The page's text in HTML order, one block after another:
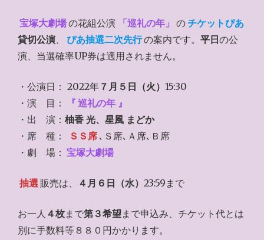
宝塚大劇場の花組公演 「巡礼の年」 のチケットぴあ
貸切公演、 ぴあ抽選二次先行の案内です。平日の公
演、当選確率UP券は適用されません。
・公演日： 2022年 ７月５日（火） 15:30
・演 目：
『 巡礼の年 』
・出 演： 柚香 光、星風 まどか
・席 種：
ＳＳ席 ､Ｓ席､Ａ席､Ｂ席
・劇 場： 宝塚大劇場
抽選 販売は、 ４月６日（水）23:59まで
お一人 ４枚まで第３希望まで申込み、チケット代とは
別に手数料等８８０円かかります。